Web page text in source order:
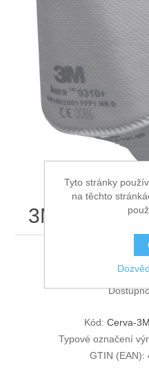
Ochrana dechu
Ochrana proti pádu
3M 9310+
Kód: Cerva-
Typové označení
GTIN (EAN):
Tyto stránky
na těchto